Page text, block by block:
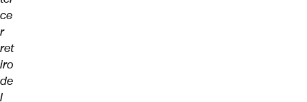
ce
r
ret
iro
de
l